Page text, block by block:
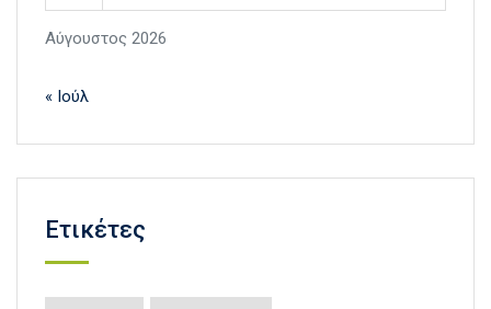
Αύγουστος 2026
« Ιούλ
Ετικέτες